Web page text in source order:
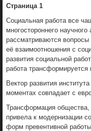
Страница 1
Социальная работа все
многостороннего
рассматриваются вопросы
её взаимоотношения с
развития социальной
работа
Вектор развития
моментах совпадает с
Трансформация общества,
привела к модернизации
форм превентивной